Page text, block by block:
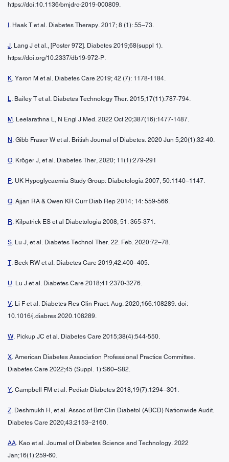
https://doi:10.1136/bmjdrc-2019-000809.
. Haak T et al. Diabetes Therapy. 2017; 8 (1): 55–73.
J. Lang J et al., [Poster 972]. Diabetes 2019;68(suppl 1).
https://doi.org/10.2337/db19-972-P.
K. Yaron M et al. Diabetes Care 2019; 42 (7): 1178-1184.
L. Bailey T et al. Diabetes Technology Ther. 2015;17(11):787-794.
M . Leelarathna L, N Engl J Med. 2022 Oct 20;387(16):1477-1487.
N . Gibb Fraser W et al. British Journal of Diabetes. 2020 Jun 5;20(1):32-40.
O. Kröger J, et al. Diabetes Ther, 2020; 11(1):279-291
P. UK Hypoglycaemia Study Group: Diabetologia 2007, 50:1140–1147.
Q. Ajjan RA & Owen KR Curr Diab Rep 2014; 14: 559-566.
R. Kilpatrick ES et al Diabetologia 2008; 51: 365-371.
S. Lu J, et al. Diabetes Technol Ther. 22. Feb. 2020:72–78.
T. Beck RW et al. Diabetes Care 2019;42:400–405.
U. Lu J et al. Diabetes Care 2018;41:2370-3276.
V. Li F et al. Diabetes Res Clin Pract. Aug. 2020;166:108289. doi:
10.1016/j.diabres.2020.108289.
W. Pickup JC et al. Diabetes Care 2015;38(4):544-550.
X. American Diabetes Association Professional Practice Committee.
Diabetes Care 2022;45 (Suppl. 1):S60–S82.
Y. Campbell FM et al. Pediatr Diabetes 2018;19(7):1294–301.
Z. Deshmukh H, et al. Assoc of Brit Clin Diabetol (ABCD) Nationwide Audit.
Diabetes Care 2020;43:2153–2160.
AA. Kao et al. Journal of Diabetes Science and Technology. 2022
Jan;16(1):259-60.